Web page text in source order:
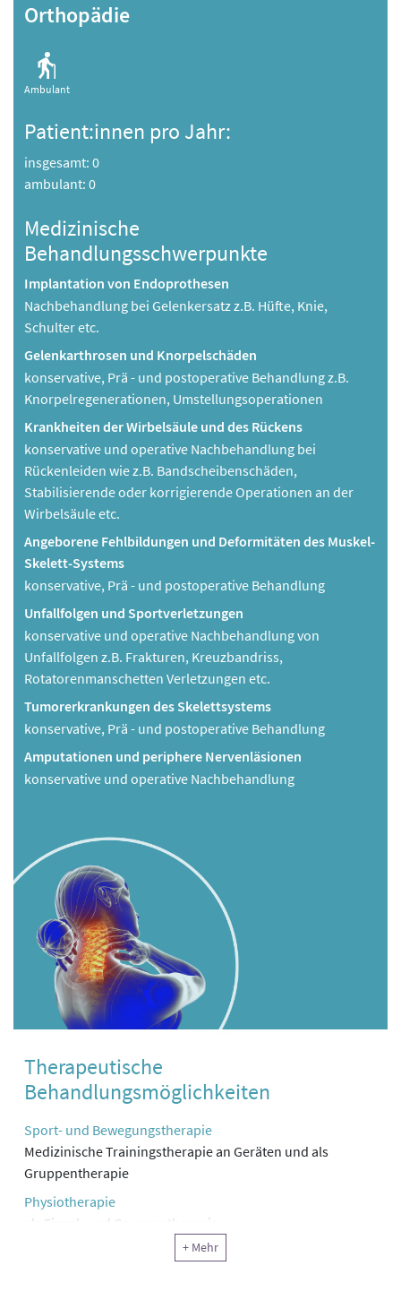
Orthopädie
Ambulant
Patient:innen pro Jahr:
insgesamt: 0
ambulant: 0
Medizinische
Behandlungsschwerpunkte
Implantation von Endoprothesen
Nachbehandlung bei Gelenkersatz z.B. Hüfte, Knie,
Schulter etc.
Gelenkarthrosen und Knorpelschäden
konservative, Prä - und postoperative Behandlung z.B.
Knorpelregenerationen, Umstellungsoperationen
Krankheiten der Wirbelsäule und des Rückens
konservative und operative Nachbehandlung bei
Rückenleiden wie z.B. Bandscheibenschäden,
Stabilisierende oder korrigierende Operationen an der
Wirbelsäule etc.
Angeborene Fehlbildungen und Deformitäten des Muskel-
Skelett-Systems
konservative, Prä - und postoperative Behandlung
Unfallfolgen und Sportverletzungen
konservative und operative Nachbehandlung von
Unfallfolgen z.B. Frakturen, Kreuzbandriss,
Rotatorenmanschetten Verletzungen etc.
Tumorerkrankungen des Skelettsystems
konservative, Prä - und postoperative Behandlung
Amputationen und periphere Nervenläsionen
konservative und operative Nachbehandlung
Therapeutische
Behandlungsmöglichkeiten
Sport- und Bewegungstherapie
Medizinische Trainingstherapie an Geräten und als
Gruppentherapie
Physiotherapie
als Einzel- und Gruppentherapie
Information, Motivation, Schulung
+ Mehr